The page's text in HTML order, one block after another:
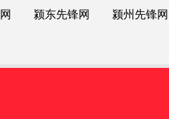
网
颍东先锋网 颍州先锋网